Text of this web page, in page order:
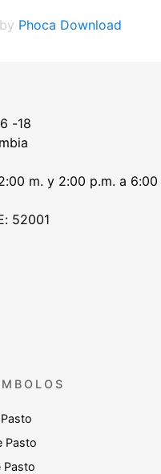
Phoca Download
-18
m. y 2:00 p.m. a 6:00
52001
Pasto
Pasto